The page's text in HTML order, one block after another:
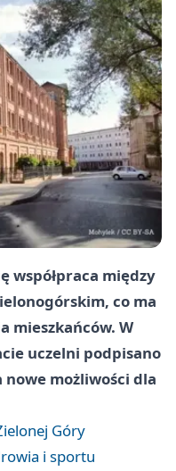
współpraca między
co ma
mieszkańców. W
uczelni podpisano
możliwości dla
Góry
i sportu